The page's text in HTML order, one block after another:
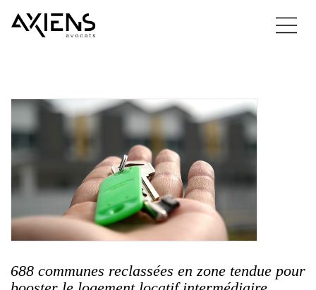
688 communes reclassées en zone tendue pour